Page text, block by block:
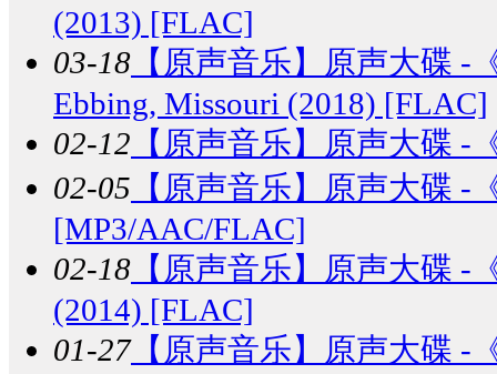
(2013) [FLAC]
03-18 【原声音乐】 原声大碟 -
Ebbing, Missouri (2018) [FLAC]
02-12 【原声音乐】 原声大碟 -
02-05 【原声音乐】 原声大碟 -
[MP3/AAC/FLAC]
02-18 【原声音乐】 原声大碟 -
(2014) [FLAC]
01-27【原声音乐】 原声大碟 -